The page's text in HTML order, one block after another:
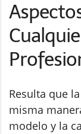
Resulta que
misma
modelo y la